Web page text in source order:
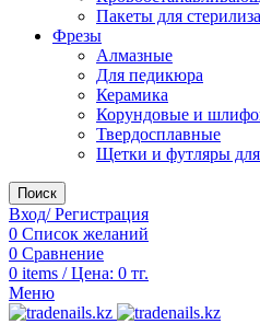
Пакеты для
Фрезы
Алмазные
Для педикюра
Керамика
Корундовые и
Твердосплавные
Щетки и футляры
Поиск
Вход/ Регистрация
0 Список желаний
0 Сравнение
0 items / Цена: 0 тг.
Меню